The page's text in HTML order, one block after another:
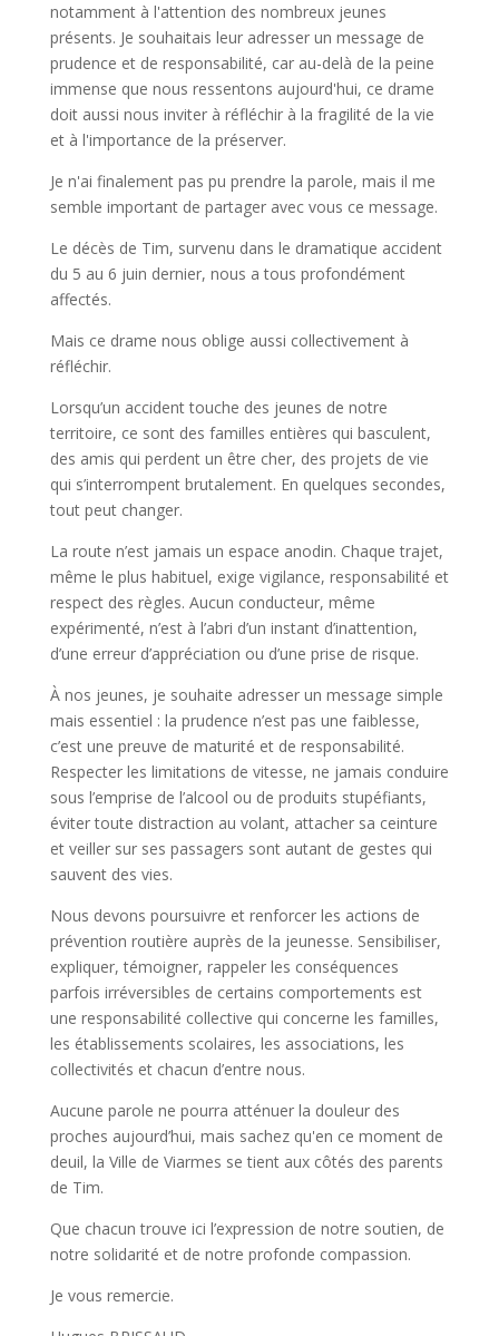
notamment à l'attention des nombreux jeunes
présents. Je souhaitais leur adresser un message de
prudence et de responsabilité, car au-delà de la peine
immense que nous ressentons aujourd'hui, ce drame
doit aussi nous inviter à réfléchir à la fragilité de la vie
et à l'importance de la préserver.
Je n'ai finalement pas pu prendre la parole, mais il me
semble important de partager avec vous ce message.
Le décès de Tim, survenu dans le dramatique accident
du 5 au 6 juin dernier, nous a tous profondément
affectés.
Mais ce drame nous oblige aussi collectivement à
réfléchir.
Lorsqu’un accident touche des jeunes de notre
territoire, ce sont des familles entières qui basculent,
des amis qui perdent un être cher, des projets de vie
qui s’interrompent brutalement. En quelques secondes,
tout peut changer.
La route n’est jamais un espace anodin. Chaque trajet,
même le plus habituel, exige vigilance, responsabilité et
respect des règles. Aucun conducteur, même
expérimenté, n’est à l’abri d’un instant d’inattention,
d’une erreur d’appréciation ou d’une prise de risque.
À nos jeunes, je souhaite adresser un message simple
mais essentiel : la prudence n’est pas une faiblesse,
c’est une preuve de maturité et de responsabilité.
Respecter les limitations de vitesse, ne jamais conduire
sous l’emprise de l’alcool ou de produits stupéfiants,
éviter toute distraction au volant, attacher sa ceinture
et veiller sur ses passagers sont autant de gestes qui
sauvent des vies.
Nous devons poursuivre et renforcer les actions de
prévention routière auprès de la jeunesse. Sensibiliser,
expliquer, témoigner, rappeler les conséquences
parfois irréversibles de certains comportements est
une responsabilité collective qui concerne les familles,
les établissements scolaires, les associations, les
collectivités et chacun d’entre nous.
Aucune parole ne pourra atténuer la douleur des
proches aujourd’hui, mais sachez qu'en ce moment de
deuil, la Ville de Viarmes se tient aux côtés des parents
de Tim.
Que chacun trouve ici l’expression de notre soutien, de
notre solidarité et de notre profonde compassion.
Je vous remercie.